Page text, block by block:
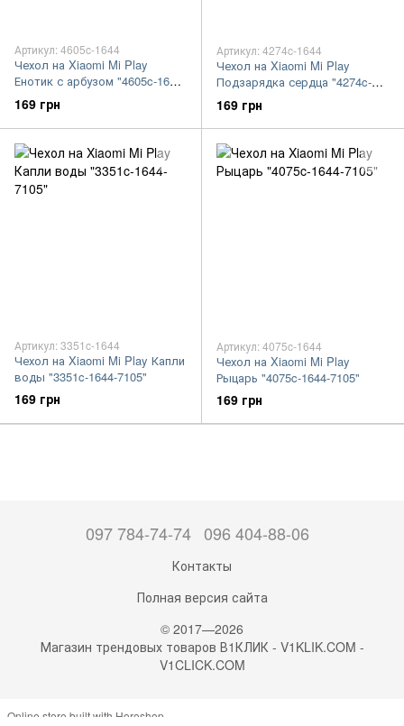
Артикул: 4605c-1644
Чехол на Xiaomi Mi Play
Енотик с арбузом "4605c-1644-
7105"
169 грн
Артикул: 4274c-1644
Чехол на Xiaomi Mi Play
Подзарядка сердца "4274c-
1644-7105"
169 грн
Артикул: 3351c-1644
Чехол на Xiaomi Mi Play Капли
воды "3351c-1644-7105"
169 грн
Артикул: 4075c-1644
Чехол на Xiaomi Mi Play
Рыцарь "4075c-1644-7105"
169 грн
097 784-74-74 096 404-88-06
Контакты
Полная версия сайта
© 2017—2026
Магазин трендовых товаров В1КЛИК - V1KLIK.COM -
V1CLICK.COM
Online store built with Horoshop